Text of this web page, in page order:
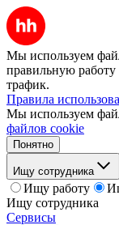
Мы используем
правильную работу
трафик.
Правила
Мы используем
файлов cookie
Понятно
Ищу сотрудника
Ищу работу
Ищу сотрудника
Сервисы